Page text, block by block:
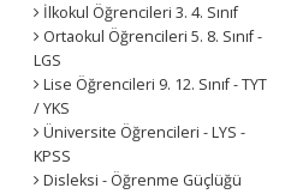
İlkokul Öğrencileri 3. 4. Sınıf
Ortaokul Öğrencileri 5. 8. Sınıf -
LGS
Lise Öğrencileri 9. 12. Sınıf - TYT
/ YKS
Üniversite Öğrencileri - LYS -
KPSS
Disleksi - Öğrenme Güçlüğü